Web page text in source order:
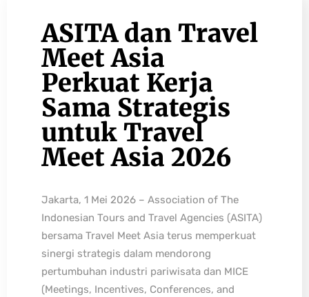
ASITA dan Travel
Meet Asia
Perkuat Kerja
Sama Strategis
untuk Travel
Meet Asia 2026
Jakarta, 1 Mei 2026 – Association of The
Indonesian Tours and Travel Agencies (ASITA)
bersama Travel Meet Asia terus memperkuat
sinergi strategis dalam mendorong
pertumbuhan industri pariwisata dan MICE
(Meetings, Incentives, Conferences, and